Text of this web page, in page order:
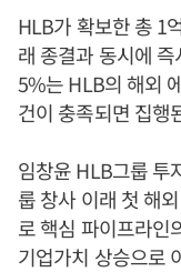
HLB가 확보한 총 1
래 종결과 동시에
5%는 HLB의 해외
건이 충족되면 집행
임창윤 HLB그룹 투
룹 창사 이래 첫 해
로 핵심 파이프라인
기업가치 상승으로